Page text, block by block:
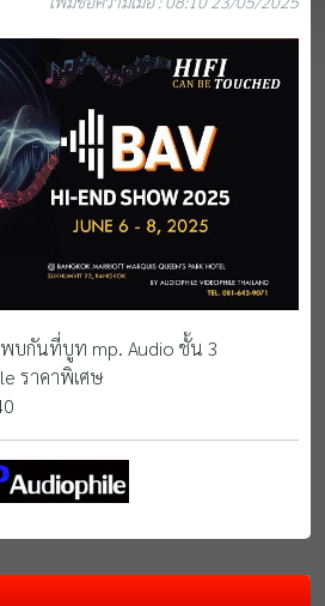
พบกันที่บูท mp. Audio ชั้น 3
ราคาพิเศษ